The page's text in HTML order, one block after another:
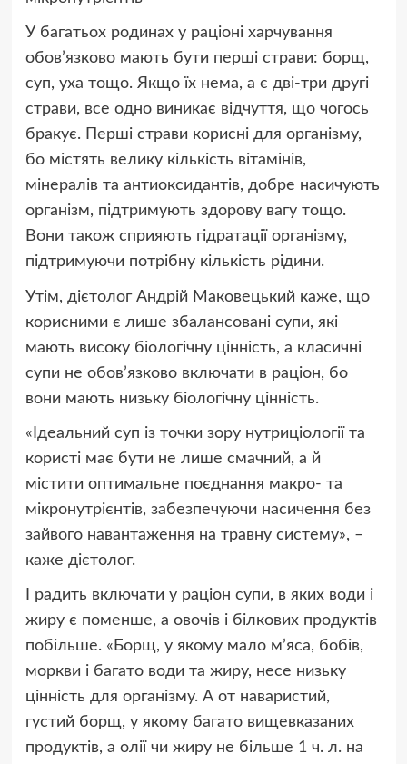
У багатьох родинах у раціоні харчування
обов’язково мають бути перші страви: борщ,
суп, уха тощо. Якщо їх нема, а є дві-три другі
страви, все одно виникає відчуття, що чогось
бракує. Перші страви корисні для організму,
бо містять велику кількість вітамінів,
мінералів та антиоксидантів, добре насичують
організм, підтримують здорову вагу тощо.
Вони також сприяють гідратації організму,
підтримуючи потрібну кількість рідини.
Утім, дієтолог Андрій Маковецький каже, що
корисними є лише збалансовані супи, які
мають високу біологічну цінність, а класичні
супи не обов’язково включати в раціон, бо
вони мають низьку біологічну цінність.
«Ідеальний суп із точки зору нутриціології та
користі має бути не лише смачний, а й
містити оптимальне поєднання макро- та
мікронутрієнтів, забезпечуючи насичення без
зайвого навантаження на травну систему», –
каже дієтолог.
І радить включати у раціон супи, в яких води і
жиру є поменше, а овочів і білкових продуктів
побільше. «Борщ, у якому мало мʼяса, бобів,
моркви і багато води та жиру, несе низьку
цінність для організму. А от наваристий,
густий борщ, у якому багато вищевказаних
продуктів, а олії чи жиру не більше 1 ч. л. на